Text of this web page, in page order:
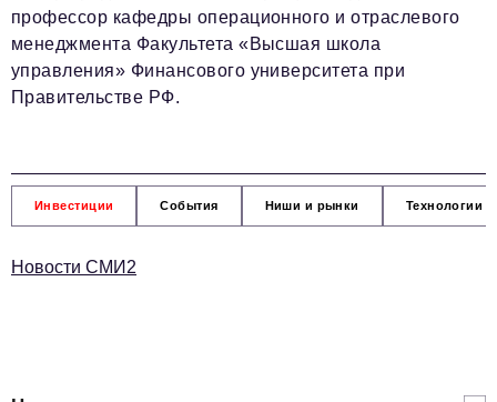
профессор кафедры операционного и отраслевого
менеджмента Факультета «Высшая школа
управления» Финансового университета при
Правительстве РФ.
Инвестиции События Ниши и рынки Технологии
Новости СМИ2